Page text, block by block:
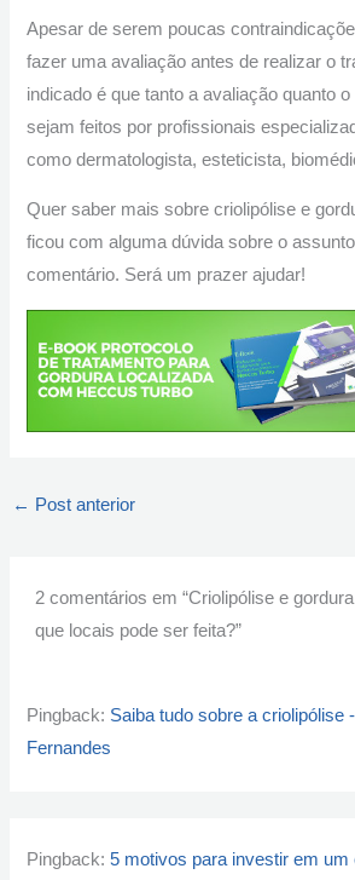
Apesar de serem poucas
fazer uma avaliação antes de realizar o
indicado é que tanto a avaliação quanto
sejam feitos por profissionais
como dermatologista, esteticista,
Quer saber mais sobre criolipólise e
ficou com alguma dúvida sobre o
comentário. Será um prazer ajudar!
← Post anterior
2 comentários em “Criolipólise e
que locais pode ser feita?”
Pingback: Saiba tudo sobre a criolipólise
Fernandes
Pingback:5 motivos para investir em um